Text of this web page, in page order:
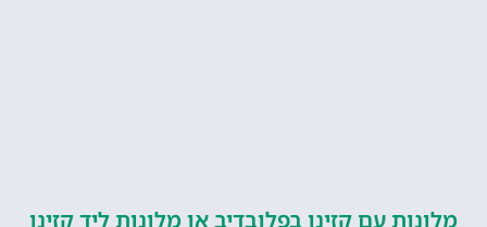
עם קזינו בפלובדיב או מלונות ליד קזינו